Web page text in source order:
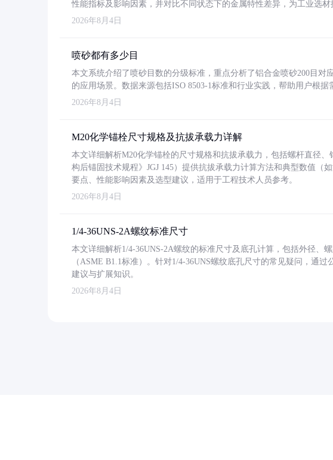
性能指标及影响因素，并对比不同状态下的金属特性差异，为工业选材
2026年8月4日
喷砂都有多少目
本文系统介绍了喷砂目数的分级标准，重点分析了铝合金喷砂200目对
的应用场景。数据来源包括ISO 8503-1标准和行业实践，帮助用户根据
2026年8月4日
M20化学锚栓尺寸规格及抗拔承载力详解
本文详细解析M20化学锚栓的尺寸规格和抗拔承载力，包括螺杆直径
构后锚固技术规程》JGJ 145）提供抗拔承载力计算方法和典型数值（
要点、性能影响因素及选型建议，适用于工程技术人员参考。
2026年8月4日
1/4-36UNS-2A螺纹标准尺寸
本文详细解析1/4-36UNS-2A螺纹的标准尺寸及底孔计算，包括外径、
（ASME B1.1标准）。针对1/4-36UNS螺纹底孔尺寸的常见疑问，通
建议与扩展知识。
2026年8月4日